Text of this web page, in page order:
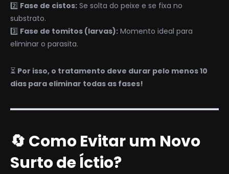
2️⃣ Fase de cistos: Se solta do peixe e se fixa no
substrato.
3️⃣ Fase de tomitos (larvas): Momento ideal para
eliminar o parasita.
⏳ Por isso, o tratamento deve durar pelo menos 10
dias para eliminar todas as fases!
🔄 Como Evitar um Novo
Surto de Íctio?